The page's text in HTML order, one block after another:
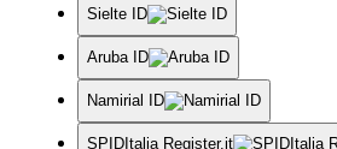
Sielte ID
Aruba ID
Namirial ID
SPIDItalia Register.it